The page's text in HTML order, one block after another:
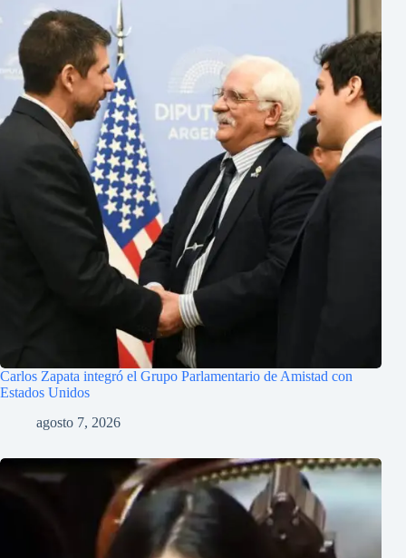
Carlos Zapata integró el Grupo Parlamentario de Amistad con
Estados Unidos
agosto 7, 2026